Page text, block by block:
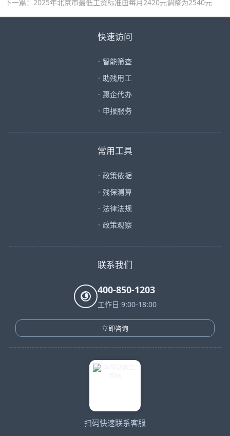
下一篇： 2025年北京市最低工资标准由每月2420元调整为2540元
快速访问
· 智能筛查
· 助残用工
· 惠企代办
· 申报服务
常用工具
· 政策依据
· 残保测算
· 法律法规
· 政策观察
联系我们
400-850-1203
工作日 9:00-18:00
立即咨询
扫码快速联系客服